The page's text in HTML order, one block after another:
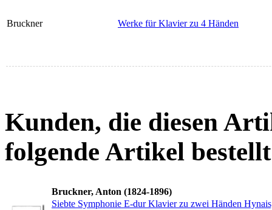
Bruckner Werke für Klavier zu 4 Händen
Kunden, die diesen
folgende Artikel
Bruckner, Anton (1824-1896)
Siebte Symphonie E-dur Klavier zu zwei Händen